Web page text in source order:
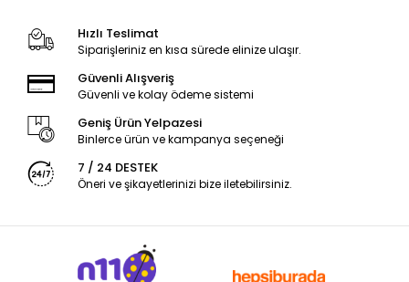
Hızlı Teslimat
Siparişleriniz en kısa sürede elinize ulaşır.
Güvenli Alışveriş
Güvenli ve kolay ödeme sistemi
Geniş Ürün Yelpazesi
Binlerce ürün ve kampanya seçeneği
7 / 24 DESTEK
Öneri ve şikayetlerinizi bize iletebilirsiniz.